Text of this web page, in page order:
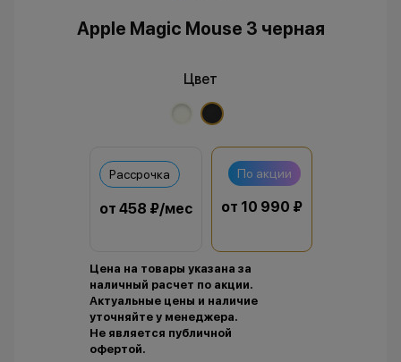
Apple Magic Mouse 3 черная
Цвет
Рассрочка
от 458 ₽/мес
По акции
от 10 990 ₽
Цена на товары указана за
наличный расчет по акции.
Актуальные цены и наличие
уточняйте у менеджера.
Не является публичной
офертой.